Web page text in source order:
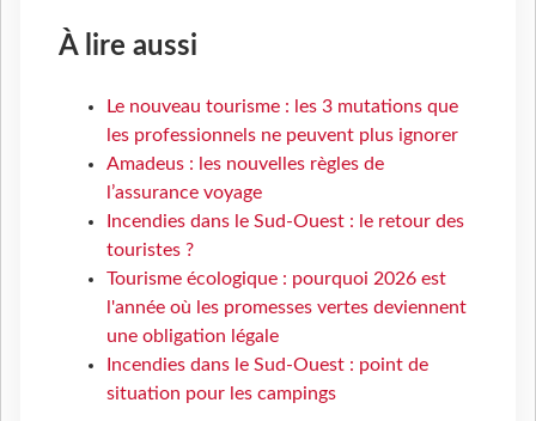
À lire aussi
Le nouveau tourisme : les 3 mutations que
les professionnels ne peuvent plus ignorer
Amadeus : les nouvelles règles de
l’assurance voyage
Incendies dans le Sud-Ouest : le retour des
touristes ?
Tourisme écologique : pourquoi 2026 est
l'année où les promesses vertes deviennent
une obligation légale
Incendies dans le Sud-Ouest : point de
situation pour les campings